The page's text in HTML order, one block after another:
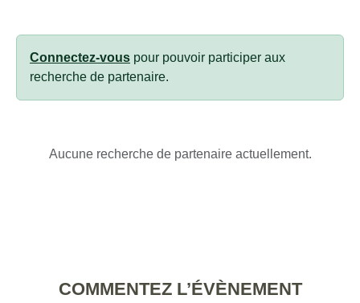
Connectez-vous pour pouvoir participer aux
recherche de partenaire.
Aucune recherche de partenaire actuellement.
COMMENTEZ L’ÉVÈNEMENT